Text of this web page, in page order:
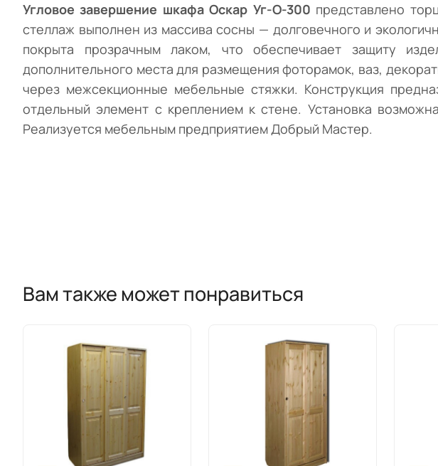
Угловое завершение шкафа Оскар Уг-О-300 представлено
стеллаж выполнен из массива сосны — долговечного и
покрыта прозрачным лаком, что обеспечивает защиту
дополнительного места для размещения фоторамок, ваз,
через межсекционные мебельные стяжки. Конструкция
отдельный элемент с креплением к стене. Установка
Реализуется мебельным предприятием Добрый Мастер.
Вам также может понравиться